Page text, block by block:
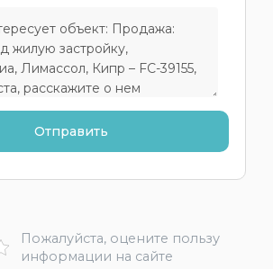
Пожалуйста, оцените пользу
информации на сайте